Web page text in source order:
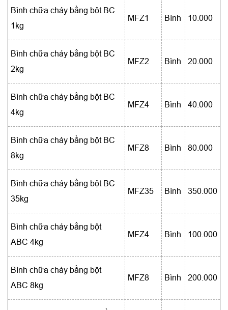
Bình chữa cháy bằng bột BC
1kg
MFZ1 Bình 10.000
Bình chữa cháy bằng bột BC
2kg
MFZ2 Bình 20.000
Bình chữa cháy bằng bột BC
4kg
MFZ4 Bình 40.000
Bình chữa cháy bằng bột BC
8kg
MFZ8 Bình 80.000
Bình chữa cháy bằng bột BC
35kg
MFZ35 Bình 350.000
Bình chữa cháy bằng bột
ABC 4kg
MFZ4 Bình 100.000
Bình chữa cháy bằng bột
ABC 8kg
MFZ8 Bình 200.000